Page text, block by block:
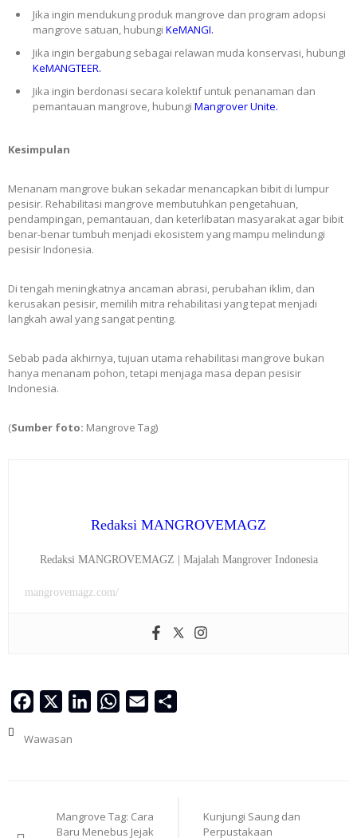
Jika ingin mendukung produk mangrove dan program adopsi
mangrove satuan, hubungi KeMANGI.
Jika ingin bergabung sebagai relawan muda konservasi, hubungi
KeMANGTEER.
Jika ingin berdonasi secara kolektif untuk penanaman dan
pemantauan mangrove, hubungi Mangrover Unite.
Kesimpulan
Menanam mangrove bukan sekadar menancapkan bibit di lumpur
pesisir. Rehabilitasi mangrove membutuhkan pengetahuan,
pendampingan, pemantauan, dan keterlibatan masyarakat agar bibit
benar-benar tumbuh menjadi ekosistem yang mampu melindungi
pesisir Indonesia.
Di tengah meningkatnya ancaman abrasi, perubahan iklim, dan
kerusakan pesisir, memilih mitra rehabilitasi yang tepat menjadi
langkah awal yang sangat penting.
Sebab pada akhirnya, tujuan utama rehabilitasi mangrove bukan
hanya menanam pohon, tetapi menjaga masa depan pesisir
Indonesia.
(Sumber foto: Mangrove Tag)
Redaksi MANGROVEMAGZ
Redaksi MANGROVEMAGZ | Majalah Mangrover Indonesia
mangrovemagz.com/
Facebook LinkedInWhatsApp
Email
Wawasan
Mangrove Tag: Cara
Baru Menebus Jejak
Kunjungi Saung dan
Perpustakaan